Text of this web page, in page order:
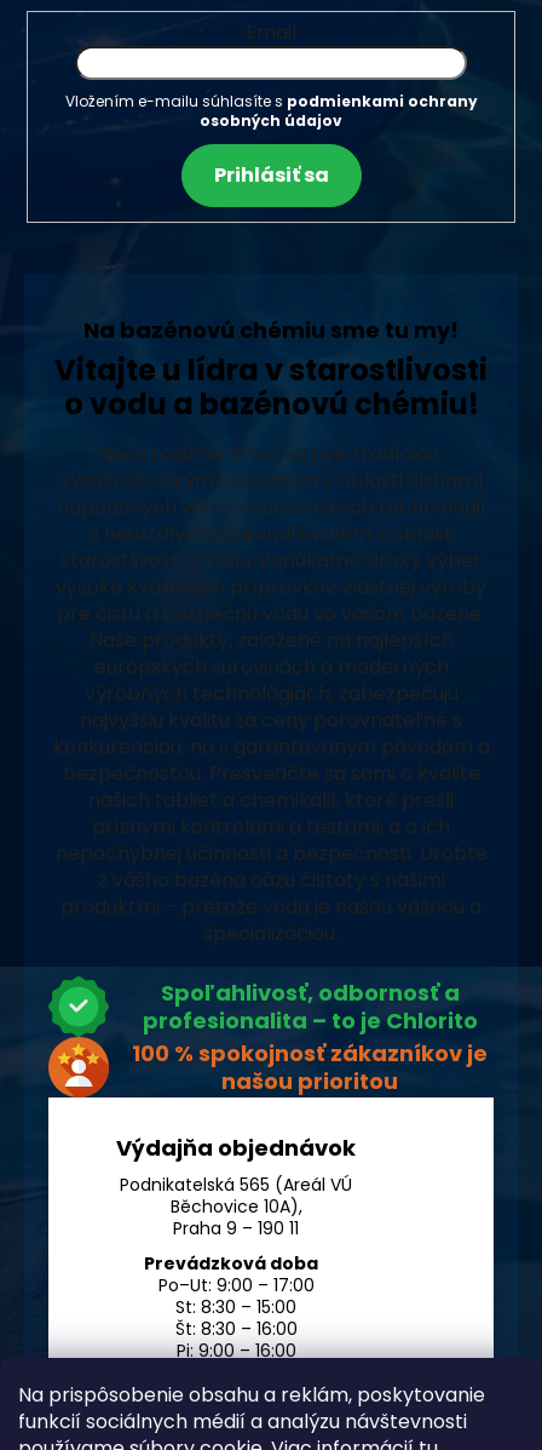
Na prispôsobenie obsahu a reklám, poskytovanie
funkcií sociálnych médií a analýzu návštevnosti
Email
Vložením e-mailu súhlasíte s podmienkami ochrany
osobných údajov
Prihlásiť sa
Na bazénovú chémiu sme tu my!
Vitajte u lídra v starostlivosti
o vodu a bazénovú chémiu!
Naša rodinná firma sa pýši tradíciou,
vysokoškolským vzdelaním v oblasti čistiarní
odpadových vôd a vodárenských technológií
a neustálym zdokonaľovaním v oblasti
starostlivosti o vodu. Ponúkame široký výber
vysoko kvalitných prípravkov vlastnej výroby
pre čistú a bezpečnú vodu vo vašom bazéne.
Naše produkty, založené na najlepších
európskych surovinách a moderných
výrobných technológiách, zabezpečujú
najvyššiu kvalitu za ceny porovnateľné s
konkurenciou, no s garantovaným pôvodom a
bezpečnosťou. Presvedčte sa sami o kvalite
našich tabliet a chemikálií, ktoré prešli
prísnymi kontrolami a testami, a o ich
nepochybnej účinnosti a bezpečnosti. Urobte
z vášho bazéna oázu čistoty s našimi
produktmi – pretože voda je našou vášňou a
špecializáciou.
Spoľahlivosť, odbornosť a
profesionalita – to je Chlorito
100 % spokojnosť zákazníkov je
našou prioritou
Výdajňa objednávok
Podnikatelská 565 (Areál VÚ
Běchovice 10A),
Praha 9 – 190 11
Prevádzková doba
Po–Ut: 9:00 – 17:00
St: 8:30 – 15:00
Št: 8:30 – 16:00
Pi: 9:00 – 16:00